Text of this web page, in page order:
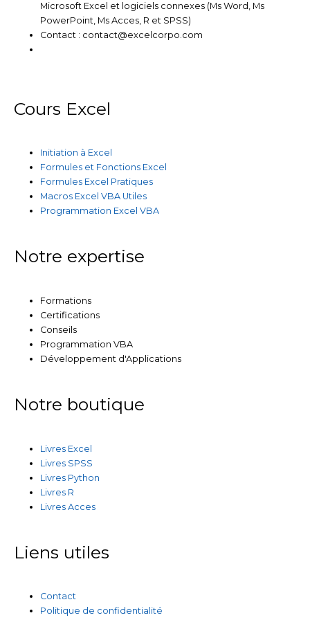
Microsoft Excel et logiciels connexes (Ms Word, Ms
PowerPoint, Ms Acces, R et SPSS)
Contact : contact@excelcorpo.com
Cours Excel
Initiation à Excel
Formules et Fonctions Excel
Formules Excel Pratiques
Macros Excel VBA Utiles
Programmation Excel VBA
Notre expertise
Formations
Certifications
Conseils
Programmation VBA
Développement d'Applications
Notre boutique
Livres Excel
Livres SPSS
Livres Python
Livres R
Livres Acces
Liens utiles
Contact
Politique de confidentialité